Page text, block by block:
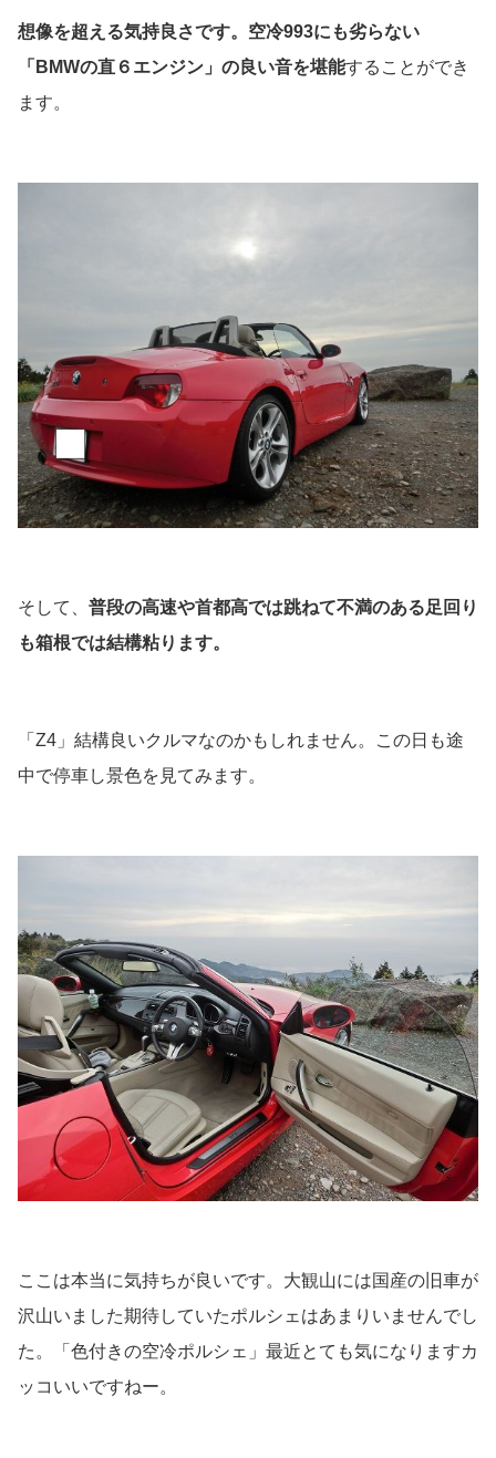
想像を超える気持良さです。空冷993にも劣らない
「BMWの直６エンジン」の良い音を堪能することができ
ます。
そして、 普段の高速や首都高では跳ねて不満のある足回り
も箱根では結構粘ります。
「Z4」結構良いクルマなのかもしれません。この日も途
中で停車し景色を見てみます。
ここは本当に気持ちが良いです。大観山には国産の旧車が
沢山いました期待していたポルシェはあまりいませんでし
た。「色付きの空冷ポルシェ」最近とても気になりますカ
ッコいいですねー。